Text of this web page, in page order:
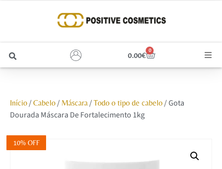
0.00€
0
Unhas
Início/ Cabelo/ Máscara/ Todo o tipo de cabelo/ Gota
Dourada Máscara De Fortalecimento 1kg
10% OFF